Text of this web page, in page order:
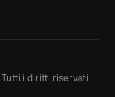
Tutti i diritti riservati.